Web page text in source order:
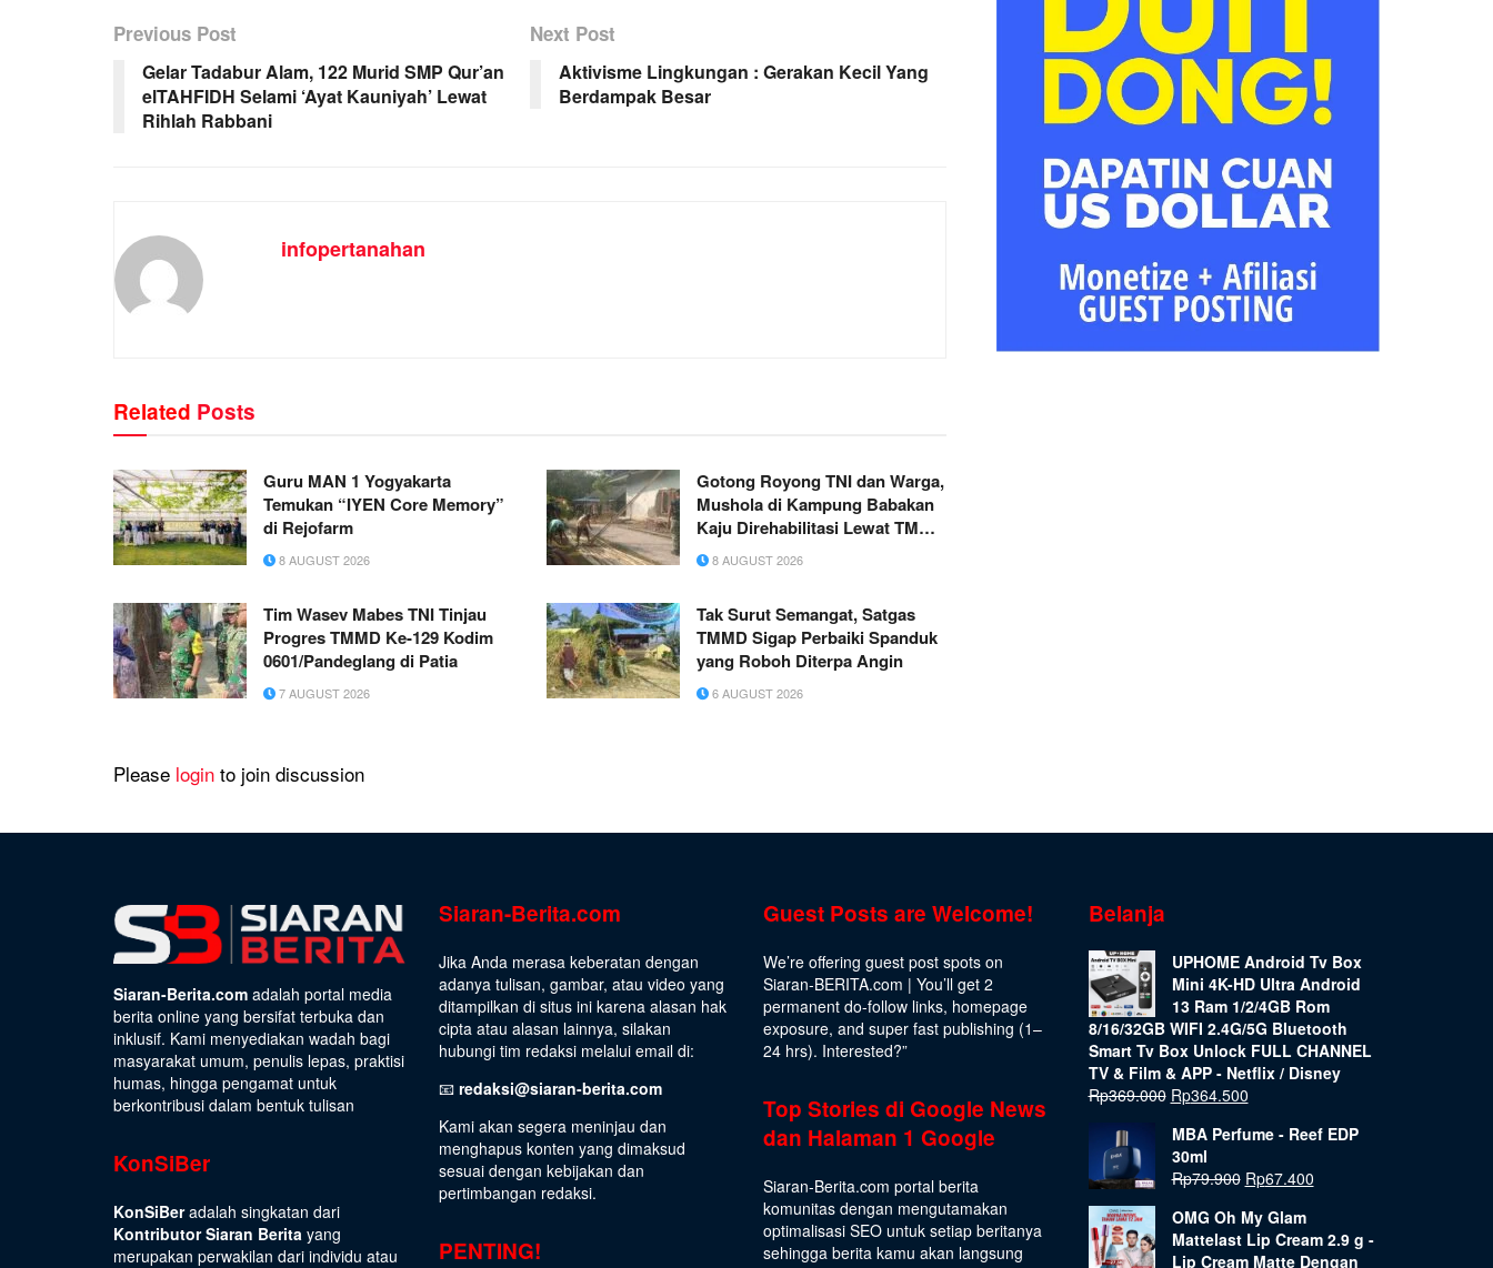
Previous Post
Gelar Tadabur Alam, 122 Murid SMP Qur’an
elTAHFIDH Selami ‘Ayat Kauniyah’ Lewat
Rihlah Rabbani
Next Post
Aktivisme Lingkungan : Gerakan Kecil Yang
Berdampak Besar
infopertanahan
Related Posts
Guru MAN 1 Yogyakarta
Temukan “IYEN Core Memory”
di Rejofarm
8 AUGUST 2026
Gotong Royong TNI dan Warga,
Mushola di Kampung Babakan
Kaju Direhabilitasi Lewat TMMD
ke-129
8 AUGUST 2026
Tim Wasev Mabes TNI Tinjau
Progres TMMD Ke-129 Kodim
0601/Pandeglang di Patia
7 AUGUST 2026
Tak Surut Semangat, Satgas
TMMD Sigap Perbaiki Spanduk
yang Roboh Diterpa Angin
6 AUGUST 2026
Please login to join discussion
Siaran-Berita.com adalah portal media
berita online yang bersifat terbuka dan
inklusif. Kami menyediakan wadah bagi
masyarakat umum, penulis lepas, praktisi
humas, hingga pengamat untuk
berkontribusi dalam bentuk tulisan
KonSiBer
KonSiBeradalah singkatan dari
Kontributor Siaran Berita yang
merupakan perwakilan dari individu atau
Siaran-Berita.com
Jika Anda merasa keberatan dengan
adanya tulisan, gambar, atau video yang
ditampilkan di situs ini karena alasan hak
cipta atau alasan lainnya, silakan
hubungi tim redaksi melalui email di:
📧 redaksi@siaran-berita.com
Kami akan segera meninjau dan
menghapus konten yang dimaksud
sesuai dengan kebijakan dan
pertimbangan redaksi.
PENTING!
Guest Posts are Welcome!
We’re offering guest post spots on
Siaran-BERITA.com | You’ll get 2
permanent do-follow links, homepage
exposure, and super fast publishing (1–
24 hrs). Interested?”
Top Stories di Google News
dan Halaman 1 Google
Siaran-Berita.com portal berita
komunitas dengan mengutamakan
optimalisasi SEO untuk setiap beritanya
sehingga berita kamu akan langsung
Belanja
UPHOME Android Tv Box
Mini 4K-HD Ultra Android
13 Ram 1/2/4GB Rom
8/16/32GB WIFI 2.4G/5G Bluetooth
Smart Tv Box Unlock FULL CHANNEL
TV & Film & APP - Netflix / Disney
Rp369.000 Rp364.500
MBA Perfume - Reef EDP
30ml
Rp79.900 Rp67.400
OMG Oh My Glam
Mattelast Lip Cream 2.9 g -
Lip Cream Matte Dengan